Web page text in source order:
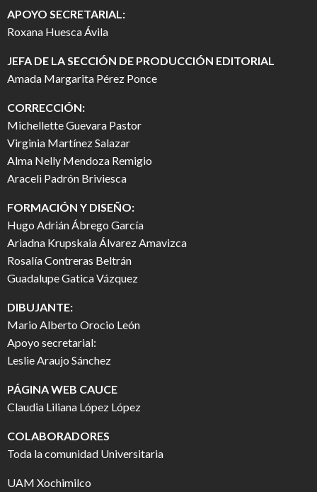
APOYO SECRETARIAL:
Roxana Huesca Ávila
JEFA DE LA SECCIÓN DE PRODUCCIÓN EDITORIAL
Amada Margarita Pérez Ponce
CORRECCIÓN:
Michellette Guevara Pastor
Virginia Martínez Salazar
Alma Nelly Mendoza Remigio
Araceli Padrón Briviesca
FORMACIÓN Y DISEÑO:
Hugo Adrián Ábrego García
Ariadna Krupskaia Álvarez Amavizca
Rosalía Contreras Beltrán
Guadalupe Gatica Vázquez
DIBUJANTE:
Mario Alberto Orocio León
Apoyo secretarial:
Leslie Araujo Sánchez
PÁGINA WEB CAUCE
Claudia Liliana López López
COLABORADORES
Toda la comunidad Universitaria
UAM Xochimilco